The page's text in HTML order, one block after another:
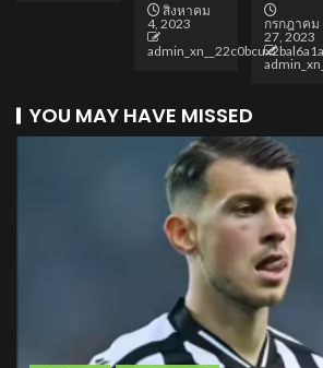
สิงหาคม
4, 2023
กรกฎาคม
27, 2023
YOU MAY HAVE MISSED